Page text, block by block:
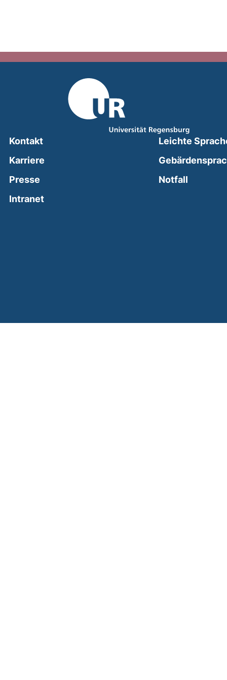
Kontakt
Karriere
Presse
Intranet(external link, opens in a new window)
Leichte
Notfall